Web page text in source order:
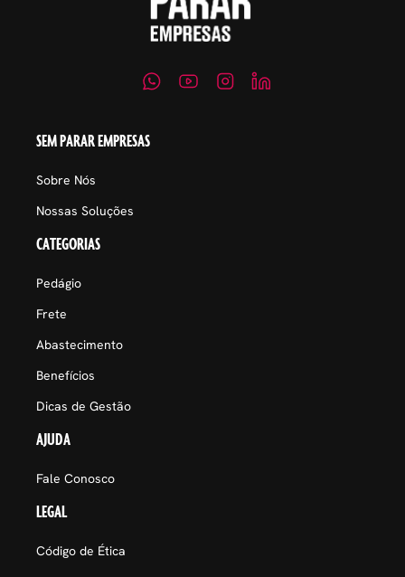
SEM PARAR EMPRESAS
Sobre Nós
Nossas Soluções
CATEGORIAS
Pedágio
Frete
Abastecimento
Benefícios
Dicas de Gestão
AJUDA
Fale Conosco
LEGAL
Código de Ética